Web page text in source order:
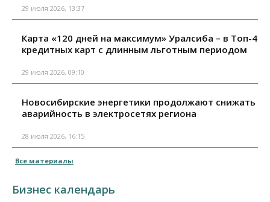
29 июля 2026, 13:37
Карта «120 дней на максимум» Уралсиба – в Топ-4
кредитных карт с длинным льготным периодом
29 июля 2026, 09:10
Новосибирские энергетики продолжают снижать
аварийность в электросетях региона
28 июля 2026, 16:15
Все материалы
Бизнес календарь